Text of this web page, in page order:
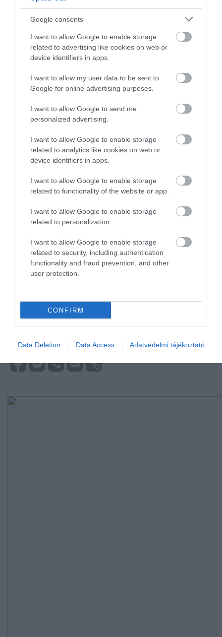
Google consents
I want to allow Google to enable storage
related to advertising like cookies on web or
device identifiers in apps.
I want to allow my user data to be sent to
Google for online advertising purposes.
I want to allow Google to send me
personalized advertising.
I want to allow Google to enable storage
related to analytics like cookies on web or
device identifiers in apps.
I want to allow Google to enable storage
related to functionality of the website or app.
I want to allow Google to enable storage
related to personalization.
I want to allow Google to enable storage
related to security, including authentication
functionality and fraud prevention, and other
user protection.
CONFIRM
Data Deletion Data Access Adatvédelmi tájékoztató
Ha édesebb ízt szeretnénk, keverjük hozzá a
barnacukrot.
Öntsük ki bögrékbe a kész italokat. A tálaláshoz
némi őrölt fahéjat, szerecsendiót, pillecukrot és
akár tejszínhabot is választhatunk.
(Forrás:hamuesgyemant.hu )
Olvasd el ezt is!
5 forró koktél a télre, hogy ne csak a radiátor
melege fűtsön
Ez a bundás kenyér teljesen új szintre emeli a
karácsonyi reggelit
Magyarországon is kapható
Ezt a mákos bejglit az is imádni fogja, aki nem
Izland karácsonyi kedvencét te is elkészítheted 5
hozzávalóból
Kövessétek a közösségi csatornáinkat is, így
vagyunk aTikTokon, azInstagramon, a
YouTube-on és aFacebookon